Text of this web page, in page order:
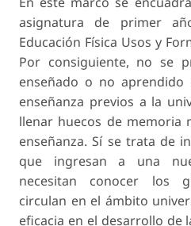
asignatura de primer
Educación Física Usos y
Por consiguiente, no se
enseñado o no
enseñanza previos a la
llenar huecos de memoria
enseñanza. Sí se trata de
que ingresan a una
necesitan conocer los
circulan en el ámbito
eficacia en el desarrollo de